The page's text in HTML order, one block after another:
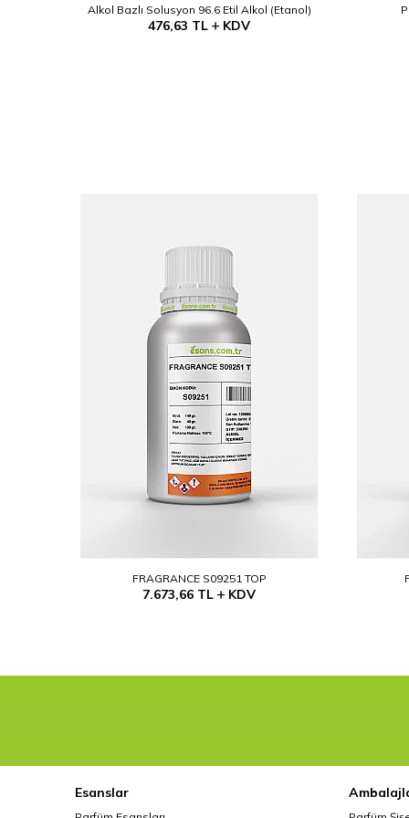
Alkol Bazlı Solusyon 96.6 Etil Alkol (Etanol)
476,63 TL KDV
FRAGRANCE S09251 TOP
7.673,66 TL KDV
Esanslar